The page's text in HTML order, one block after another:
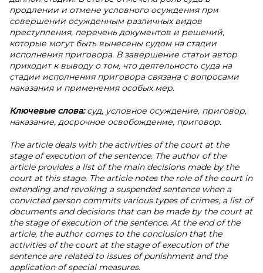
продлении и отмене условного осуждения при
совершении осужденным различных видов
преступления, перечень документов и решений,
которые могут быть вынесены судом на стадии
исполнения приговора. В завершение статьи автор
приходит к выводу о том, что деятельность суда на
стадии исполнения приговора связана с вопросами
наказания и применения особых мер.
Ключевые слова:суд, условное осуждение, приговор,
наказание, досрочное освобождение, приговор.
The article deals with the activities of the court at the
stage of execution of the sentence. The author of the
article provides a list of the main decisions made by the
court at this stage. The article notes the role of the court in
extending and revoking a suspended sentence when a
convicted person commits various types of crimes, a list of
documents and decisions that can be made by the court at
the stage of execution of the sentence. At the end of the
article, the author comes to the conclusion that the
activities of the court at the stage of execution of the
sentence are related to issues of punishment and the
application of special measures.